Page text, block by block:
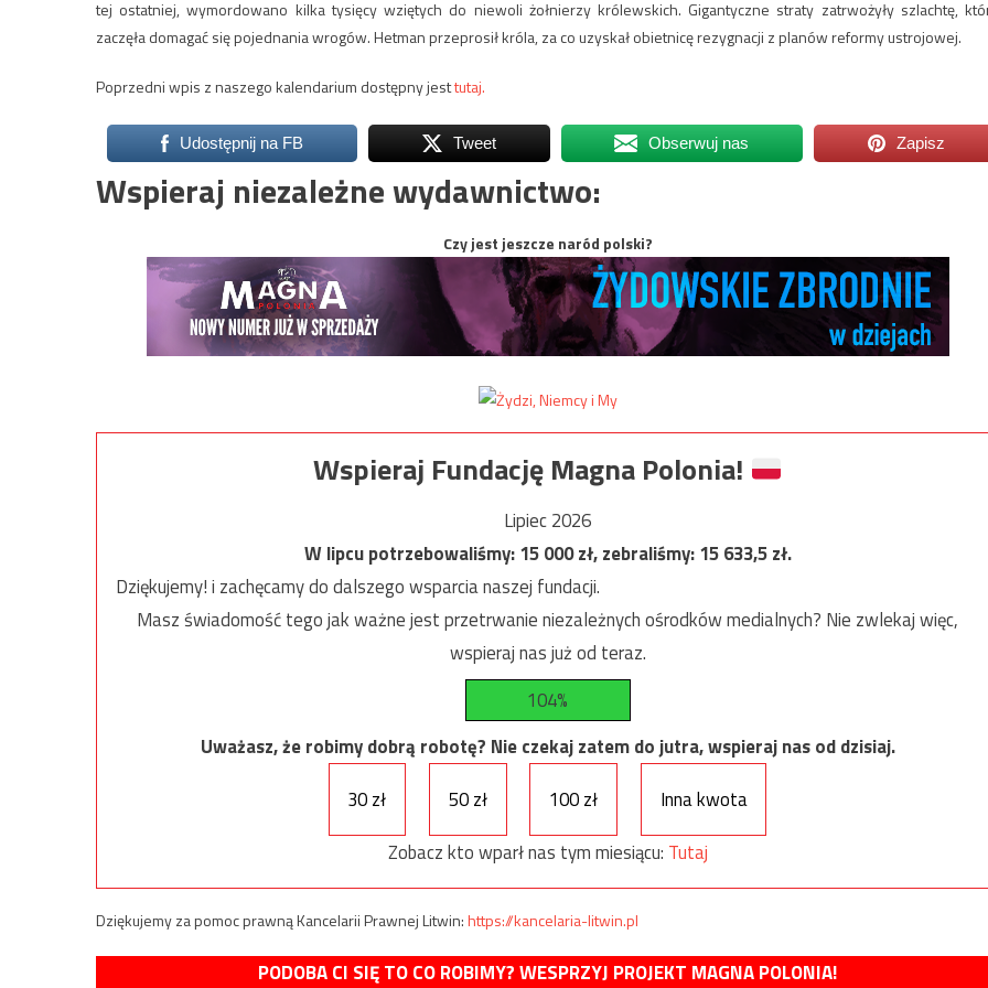
tej ostatniej, wymordowano kilka tysięcy wziętych do niewoli żołnierzy królewskich. Gigantyczne straty zatrwożyły szlachtę,
zaczęła domagać się pojednania wrogów. Hetman przeprosił króla, za co uzyskał obietnicę rezygnacji z planów reformy ustrojowej.
Poprzedni wpis z naszego kalendarium dostępny jesttutaj.
Udostępnij na FB Tweet Obserwuj nas Zapisz
Wspieraj niezależne wydawnictwo:
Czy jest jeszcze naród polski?
Wspieraj Fundację Magna Polonia!
Lipiec 2026
W lipcu potrzebowaliśmy:15 000zł, zebraliśmy:15 633,5zł.
Dziękujemy! i zachęcamy do dalszego wsparcia naszej fundacji.
Masz świadomość tego jak ważne jest przetrwanie niezależnych ośrodków medialnych? Nie zwlekaj więc,
wspieraj nas już od teraz.
104%
Uważasz, że robimy dobrą robotę? Nie czekaj zatem do jutra, wspieraj nas od dzisiaj.
30 zł
50 zł 100 zł
Inna kwota
Zobacz kto wparł nas tym miesiącu: Tutaj
Dziękujemy za pomoc prawną Kancelarii Prawnej Litwin:https://kancelaria-litwin.pl
PODOBA CI SIĘ TO CO ROBIMY? WESPRZYJ PROJEKT MAGNA POLONIA!